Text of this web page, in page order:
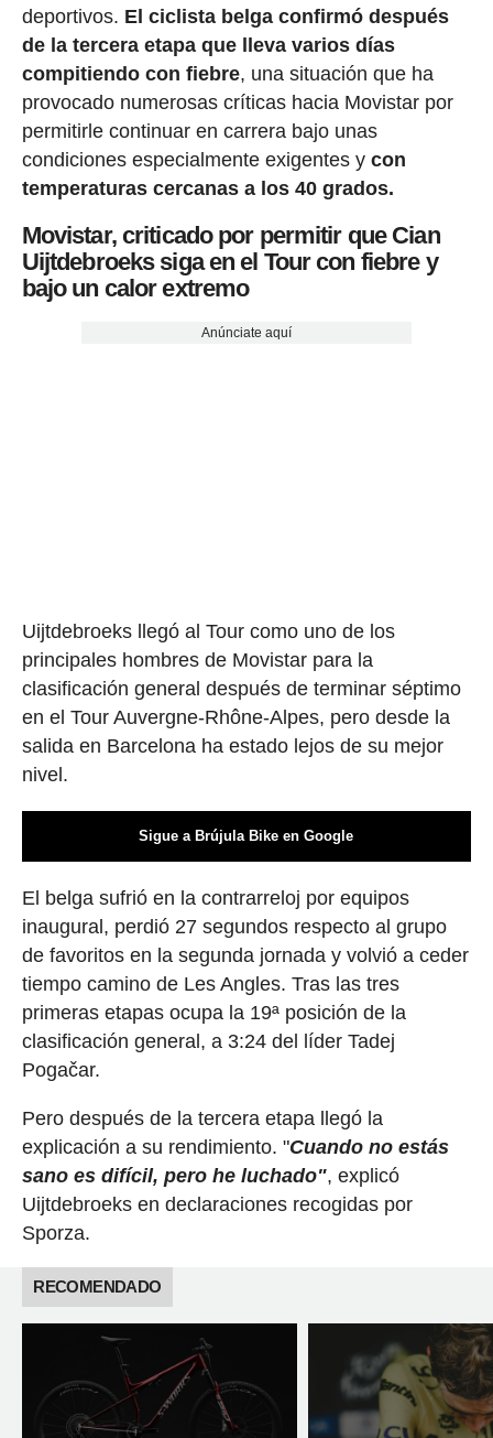
deportivos. El ciclista belga confirmó después
de la tercera etapa que lleva varios días
compitiendo con fiebre, una situación que ha
provocado numerosas críticas hacia Movistar por
permitirle continuar en carrera bajo unas
condiciones especialmente exigentes y con
temperaturas cercanas a los 40 grados.
Movistar, criticado por permitir que Cian
Uijtdebroeks siga en el Tour con fiebre y
bajo un calor extremo
Anúnciate aquí
Uijtdebroeks llegó al Tour como uno de los
principales hombres de Movistar para la
clasificación general después de terminar séptimo
en el Tour Auvergne-Rhône-Alpes, pero desde la
salida en Barcelona ha estado lejos de su mejor
nivel.
Sigue a Brújula Bike en Google
El belga sufrió en la contrarreloj por equipos
inaugural, perdió 27 segundos respecto al grupo
de favoritos en la segunda jornada y volvió a ceder
tiempo camino de Les Angles. Tras las tres
primeras etapas ocupa la 19ª posición de la
clasificación general, a 3:24 del líder Tadej
Pogačar.
Pero después de la tercera etapa llegó la
explicación a su rendimiento. "Cuando no estás
sano es difícil, pero he luchado", explicó
Uijtdebroeks en declaraciones recogidas por
Sporza.
RECOMENDADO